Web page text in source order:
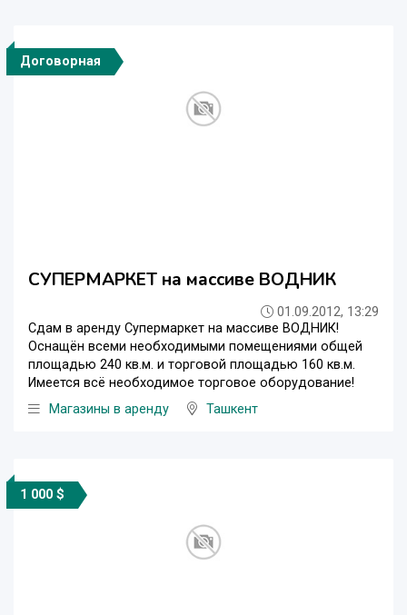
Договорная
СУПЕРМАРКЕТ на массиве ВОДНИК
01.09.2012, 13:29
Сдам в аренду Супермаркет на массиве ВОДНИК!
Оснащён всеми необходимыми помещениями общей
площадью 240 кв.м. и торговой площадью 160 кв.м.
Имеется всё необходимое торговое оборудование!
Магазины в аренду
Ташкент
1 000 $